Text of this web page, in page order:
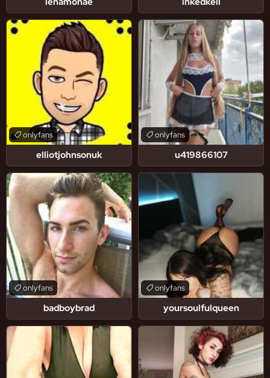
elliotjohnsonuk
onlyfans
u419866107
onlyfans
badboybrad
onlyfans
yoursoulfulqueen
onlyfans